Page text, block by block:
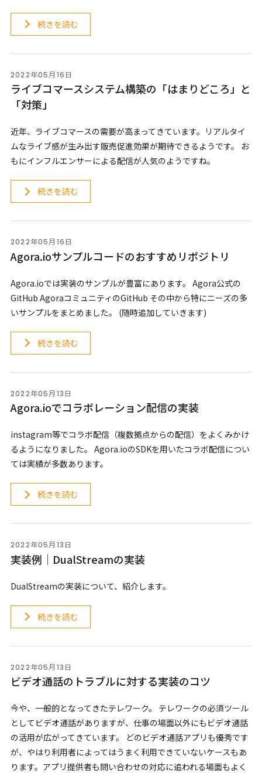
続きを読む
2022年05月16日
ライブコマースシステム構築の「はまりどころ」と
「対策」
近年、ライブコマースの需要が高まってきています。リアルタイ
ムなライブ感が生み出す販売促進効果が期待できるようです。 お
もにインフルエンサーによる配信が人気のようですね。
続きを読む
2022年05月16日
Agora.ioサンプルコードのおすすめリポジトリ
Agora.ioでは実装のサンプルが豊富にあります。 Agora公式の
GitHub AgoraコミュニティのGitHub その中から特にニーズの多
いサンプルをまとめました。 (随時追加していきます)
続きを読む
2022年05月13日
Agora.ioでコラボレーション配信の実装
instagram等でコラボ配信（複数拠点からの配信）をよくみかけ
るようになりました。 Agora.ioのSDKを用いたコラボ配信につい
ては実績が多数あります。
続きを読む
2022年05月13日
実装例｜DualStreamの実装
DualStreamの実装について、紹介します。
続きを読む
2022年05月13日
ビデオ通話のトラブルに対する実装のコツ
今や、一般的となってきたテレワーク。 テレワークの必須ツール
としてビデオ通話がありますが、仕事の場面以外にもビデオ通話
の活用が広がってきています。 どのビデオ通話アプリも優秀です
が、やはり利用者によってはうまく利用できていないケースもあ
ります。アプリ提供者も問い合わせの対応に追われる場面もよく